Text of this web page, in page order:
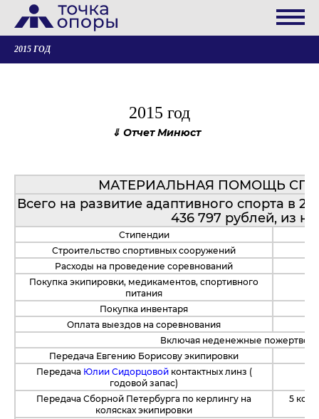
2015 ГОД
2015 год
Отчет Минюст
МАТЕРИАЛЬНАЯ ПОМОЩЬ
Всего на развитие адаптивного спорта в
436 797 рублей, из
Стипендии
Строительство спортивных сооружений
Расходы на проведение соревнований
Покупка экипировки, медикаментов, спортивного
питания
Покупка инвентаря
Оплата выездов на соревнования
Включая неденежные
Передача Евгению Борисову экипировки
Передача Юлии Сидорцовойконтактных линз (
годовой запас)
Передача Сборной Петербурга по керлингу на
колясках экипировки
5